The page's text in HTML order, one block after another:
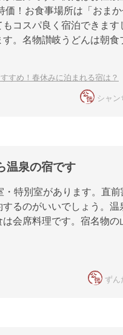
！お食事場所は「おま
コスパ良く宿泊できま
。名物讃岐うどんは朝
すめ！春休みに泊まれる宿は？
シャン
温泉の宿です
特別室があります。直
るのがいいでしょう。
会席料理です。宿名物
ずん